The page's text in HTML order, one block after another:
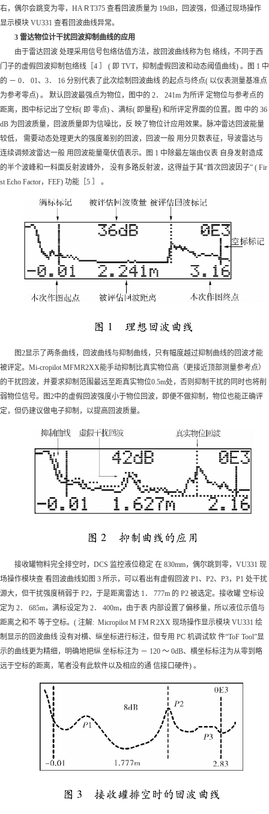
右，偶尔会跳变为零，HAＲT375 查看回波质量为 19dB，回波强，但通过现场操作
显示模块 VU331 查看回波曲线异常。
3 雷达物位计干扰回波抑制曲线的应用
由于雷达回波 处理采用信号包络估值方法，故回波曲线称为包 络线，不同于西
门子的虚假回波抑制包络线［4 ］ ( 即 TVT，抑制虚假回波和动态阈值曲线) 。图 1 中
的 － 0． 01、3． 16 分别代表了此次绘制回波曲线 的起点与终点( 以仪表测量基准点
为参考零点) 。 默认回波最强点为物位，图中的 2． 241m 为所评 定物位与参考点的
距离，图中标记出了空标( 即 零点) 、满标( 即量程) 和所评定界面的位置。图 中的 36
dB 为回波质量，回波质量即为信噪比，反 映了物位计应用效果。脉冲雷达回波能量
较低， 需要动态处理更大的强度差别的回波，回波一般 用分贝数表征，导波雷达与
连续调频波雷达一般 用回波能量毫伏值表示。图 1 中除最左端由仪表 自身发射造成
的半个波峰和一料面反射波峰外， 没有多路反射波，这得益于其“首次回波因子” ( Fir
st Echo Factor，FEF) 功能［5 ］ 。
图2显示了两条曲线，回波曲线与抑制曲线，只有幅度越过抑制曲线的回波才能
被评定。Mi-cropilot MFMR2XX能手动抑制比真实物位高（更接近顶部测量参考点）
的干扰回波，并要求抑制范围最远至距真实物位0.5m处，否则抑制干扰的同时也将削
弱物位信号。图2中的虚假回波强度小于物位回波，即便不做抑制，物位也能正确评
定，但仍建议做电子抑制，以提高回波质量。
接收罐物料完全排空时，DCS 监控液位稳定 在 830mm，偶尔跳到零，VU331 现
场操作模块查 看回波曲线如图 3 所示，可以看出有虚假回波 P1、P2、P3，P1 处干扰
源大，但干扰强度稍弱于 P2，于是距离雷达 1． 777m 的 P2 被选定。接收罐 空标设
定为 2． 685m，满标设定为 2． 400m，由于表 内部设置了偏移量，所以液位示值与
距离之和不 等于空标。( 注解: Micropilot M FMＲ2XX 现场操作显示模块 VU331 绘
制显示的回波曲线 没有对横、纵坐标进行标注，但专用 PC 机调试软 件“ToF Tool”显
示的曲线更为精细，明确地把纵 坐标标注为 － 120 ～ 0dB、横坐标标注为从零到略
远于空标的距离，笔者没有此软件以及相应的通 信接口硬件) 。